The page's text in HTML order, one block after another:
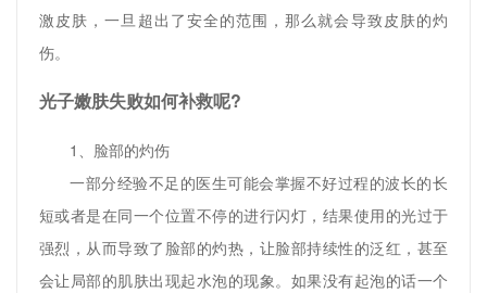
激皮肤，一旦超出了安全的范围，那么就会导致皮肤的灼
伤。
光子嫩肤失败如何补救呢?
1、脸部的灼伤
一部分经验不足的医生可能会掌握不好过程的波长的长
短或者是在同一个位置不停的进行闪灯，结果使用的光过于
强烈，从而导致了脸部的灼热，让脸部持续性的泛红，甚至
会让局部的肌肤出现起水泡的现象。如果没有起泡的话一个